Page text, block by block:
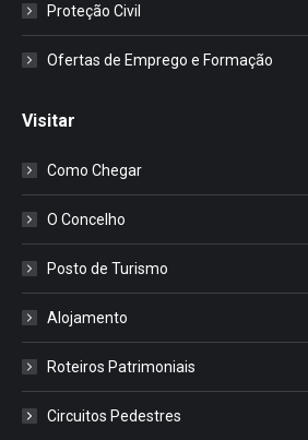
Proteção Civil
Ofertas de Emprego e Formação
Visitar
Como Chegar
O Concelho
Posto de Turismo
Alojamento
Roteiros Patrimoniais
Circuitos Pedestres